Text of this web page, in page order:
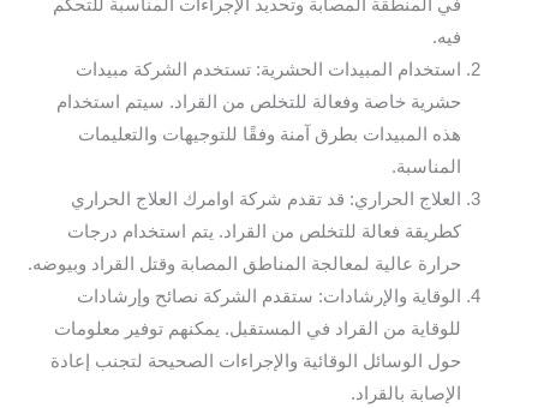
في المنطقة المصابة وتحديد الإجراءات المناسبة للتحكم
فيه.
استخدام المبيدات الحشرية: تستخدم الشركة مبيدات
حشرية خاصة وفعالة للتخلص من القراد. سيتم استخدام
هذه المبيدات بطرق آمنة وفقًا للتوجيهات والتعليمات
المناسبة.
العلاج الحراري: قد تقدم شركة اوامرك العلاج الحراري
كطريقة فعالة للتخلص من القراد. يتم استخدام درجات
حرارة عالية لمعالجة المناطق المصابة وقتل القراد وبيوضه.
الوقاية والإرشادات: ستقدم الشركة نصائح وإرشادات
للوقاية من القراد في المستقبل. يمكنهم توفير معلومات
حول الوسائل الوقائية والإجراءات الصحيحة لتجنب إعادة
الإصابة بالقراد.